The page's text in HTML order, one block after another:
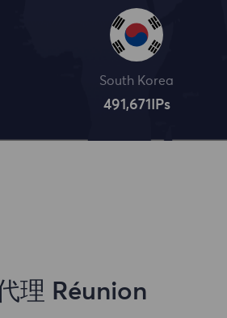
South Korea
491,672 IPs
理 Réunion